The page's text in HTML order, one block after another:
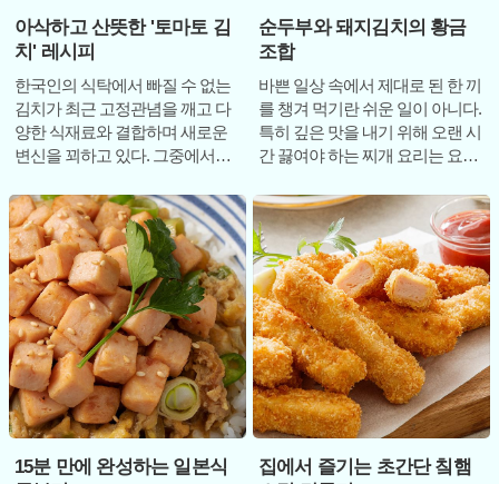
아삭하고 산뜻한 '토마토 김
치' 레시피
한국인의 식탁에서 빠질 수 없는
김치가 최근 고정관념을 깨고 다
양한 식재료와 결합하며 새로운
변신을 꾀하고 있다. 그중에서도
아삭한 식감과
순두부와 돼지김치의 황금
조합
바쁜 일상 속에서 제대로 된 한 끼
를 챙겨 먹기란 쉬운 일이 아니다.
특히 깊은 맛을 내기 위해 오랜 시
간 끓여야 하는 찌개 요리는 요리
15분 만에 완성하는 일본식
집에서 즐기는 초간단 칰햄